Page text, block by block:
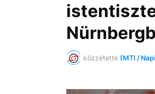
közzétette (MTI /